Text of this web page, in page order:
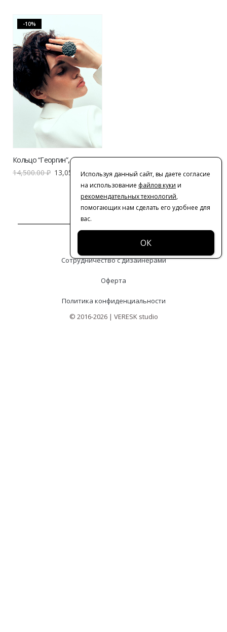
-10%
Кольцо “Георгин”, размер XL
14,500.00₽ 13,050.00₽
Сотрудничество с дизайнерами
Оферта
Политика конфиденциальности
© 2016-2026 | VERESK studio
Используя данный сайт, вы даете согласие
на использование файлов куки и
рекомендательных технологий,
помогающих нам сделать его удобнее для
вас.